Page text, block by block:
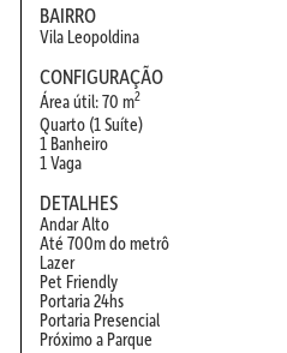
BAIRRO
Vila Leopoldina
CONFIGURAÇÃO
Área útil: 70 m2
Quarto (1 Suíte)
1 Banheiro
1 Vaga
DETALHES
Andar Alto
Até 700m do metrô
Lazer
Pet Friendly
Portaria 24hs
Portaria Presencial
Próximo a Parque